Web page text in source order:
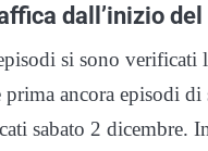
dall’inizio
si sono verificati
prima ancora episodi di
sabato 2 dicembre.